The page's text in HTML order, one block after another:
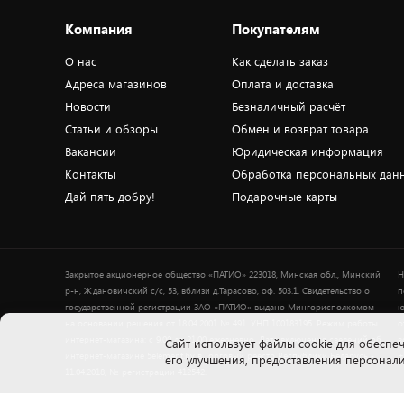
Компания
О нас
Адреса магазинов
Новости
Статьи и обзоры
Вакансии
Контакты
Дай пять добру!
Покупателям
Как сделать заказ
Оплата и доставка
Безналичный расчёт
Обмен и возврат товара
Юридическая информация
Обработка персональных
Подарочные карты
Закрытое акционерное общество «ПАТИО» 223018, Минская обл., Минский
р-н, Ждановичский с/с, 53, вблизи д.Тарасово, оф. 503.1. Свидетельство о
государственной регистрации ЗАО «ПАТИО» выдано Мингорисполкомом
интернет-магазина: с 9.00 до 21.00 ежедневно. Дата включения сведений об
интернет-магазине 5element.by в Торговый реестр Республики Беларусь -
Cайт использует файлы cookie для
его улучшения, предоставления